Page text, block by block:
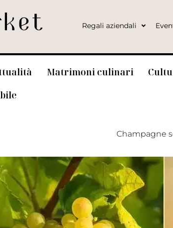
Regali aziendali
Matrimoni culinari
Champagne